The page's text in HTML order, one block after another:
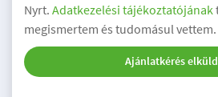
Nyrt. Adatkezelési tájékoztatójának
megismertem és tudomásul vettem.
Ajánlatkérés